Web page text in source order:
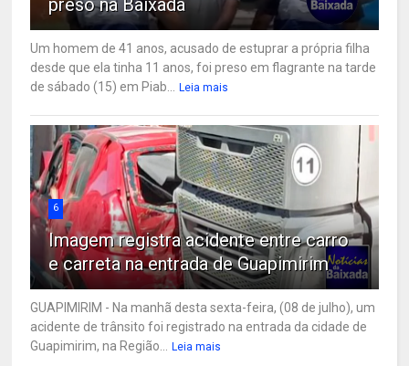
Um homem de 41 anos, acusado de estuprar a própria filha
desde que ela tinha 11 anos, foi preso em flagrante na tarde
de sábado (15) em Piab...
Leia mais
6
Imagem registra acidente entre carro
e carreta na entrada de Guapimirim
GUAPIMIRIM - Na manhã desta sexta-feira, (08 de julho), um
acidente de trânsito foi registrado na entrada da cidade de
Guapimirim, na Região...
Leia mais